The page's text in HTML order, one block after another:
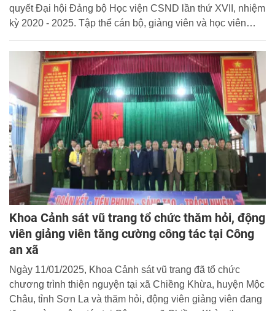
quyết Đại hội Đảng bộ Học viện CSND lần thứ XVII, nhiệm
kỳ 2020 - 2025. Tập thể cán bộ, giảng viên và học viên
kết, quyết tâm khắc phục mọi khó khăn, hành động quyết
liệt, khoa học, hiệu quả, tích cực đổi mới, sáng tạo trong
các mặt công tác, góp phần xây dựng lực lượng CAND
thật sự trong sạch, vững mạnh, chính quy, tinh nhuệ, hiện
đại, thể hiện qua 10 điểm nhấn tiêu biểu sau đây:
Khoa Cảnh sát vũ trang tổ chức thăm hỏi, động
viên giảng viên tăng cường công tác tại Công
an xã
Ngày 11/01/2025, Khoa Cảnh sát vũ trang đã tổ chức
chương trình thiện nguyện tại xã Chiềng Khừa, huyện Mộc
Châu, tỉnh Sơn La và thăm hỏi, động viên giảng viên đang